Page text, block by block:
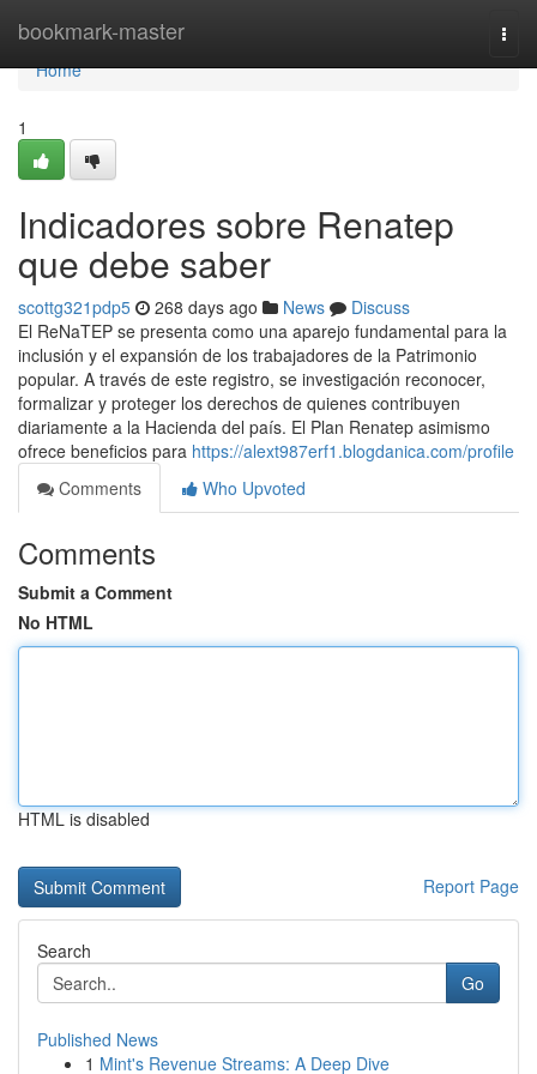
bookmark-master
Home
Home
1
Indicadores sobre Renatep
que debe saber
scottg321pdp5 268 days ago News
Discuss
El⁣ ReNaTEP se presenta como ‍una ⁣aparejo fundamental para la
inclusión y el expansión de los trabajadores de la Patrimonio
popular. ⁣A través de este registro,⁣ se investigación reconocer,
formalizar y proteger los derechos de quienes contribuyen
diariamente a la Hacienda del país. El Plan Renatep asimismo
ofrece beneficios para https://alext987erf1.blogdanica.com/profile
Comments
Who Upvoted
Comments
Submit a Comment
No HTML
HTML is disabled
Report Page
Search
Go
Published News
1 Mint's Revenue Streams: A Deep Dive